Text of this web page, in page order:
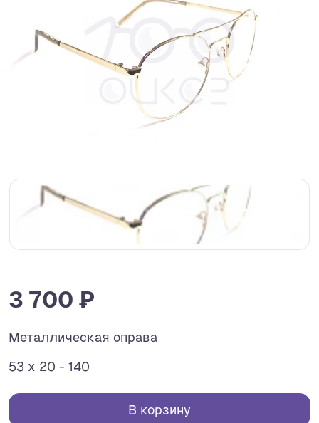
3 700 ₽
Металлическая оправа
53 x 20 - 140
В корзину